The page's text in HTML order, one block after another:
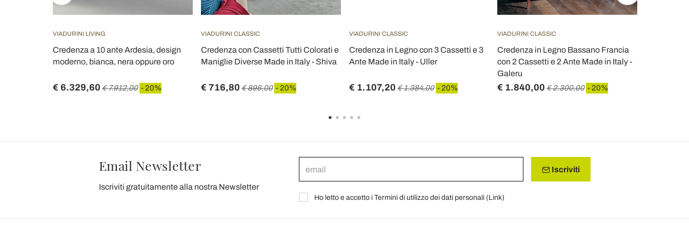
VIADURINI LIVING
Credenza a 10 ante Ardesia, design
moderno, bianca, nera oppure oro
€ 6.329,60 € 7.912,00 - 20%
VIADURINI CLASSIC
Credenza con Cassetti Tutti Colorati e
Maniglie Diverse Made in Italy - Shiva
€ 716,80 € 896,00 - 20%
VIADURINI CLASSIC
Credenza in Legno con 3 Cassetti e 3
Ante Made in Italy - Uller
€ 1.107,20 € 1.384,00 - 20%
VIADURINI CLASSIC
Credenza in Legno Bassano Francia
con 2 Cassetti e 2 Ante Made in Italy -
Galeru
€ 1.840,00 € 2.300,00 - 20%
Email Newsletter
Iscriviti gratuitamente alla nostra Newsletter
Iscriviti
Ho letto e accetto i Termini di utilizzo dei dati personali (Link)